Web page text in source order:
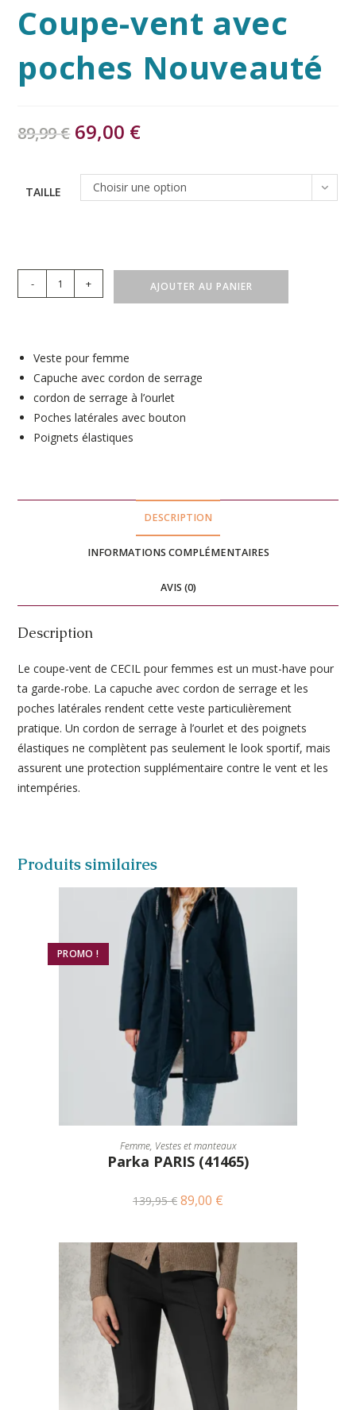
Coupe-vent avec
poches Nouveauté
89,99€ 69,00 €
TAILLE Choisir une option
- + AJOUTER AU PANIER
t
e
r
n
a
Veste pour femme
Capuche avec cordon de serrage
cordon de serrage à l’ourlet
Poches latérales avec bouton
Poignets élastiques
DESCRIPTION
INFORMATIONS COMPLÉMENTAIRES
AVIS (0)
Description
Le coupe-vent de CECIL pour femmes est un must-have pour
ta garde-robe. La capuche avec cordon de serrage et les
poches latérales rendent cette veste particulièrement
pratique. Un cordon de serrage à l’ourlet et des poignets
élastiques ne complètent pas seulement le look sportif, mais
assurent une protection supplémentaire contre le vent et les
intempéries.
Produits similaires
PROMO !
CHOIX DES OPTIONS
Femme, Vestes et manteaux
Parka PARIS (41465)
139,95€ 89,00 €